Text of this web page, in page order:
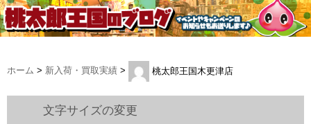
ホーム > 新入荷・買取実績 > 桃太郎王国木更津店
文字サイズの変更